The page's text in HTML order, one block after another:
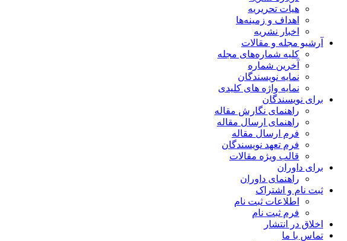
هیات تحریریه
اهداف و زمینه‌ها
اخبار نشریه
آرشیو مجله و مقالات
کلیه شماره‌های مجله
آخرین شماره
نمایه نویسندگان
نمایه واژه های کلیدی
برای نویسندگان
راهنمای نگارش مقاله
راهنمای ارسال مقاله
فرم ارسال مقاله
فرم تعهد نویسندگان
قالب ویژه مقالات
برای داوران
راهنمای داوران
ثبت نام و اشتراک
اطلاعات ثبت نام
فرم ثبت نام
اخلاق در انتشار
تماس با ما